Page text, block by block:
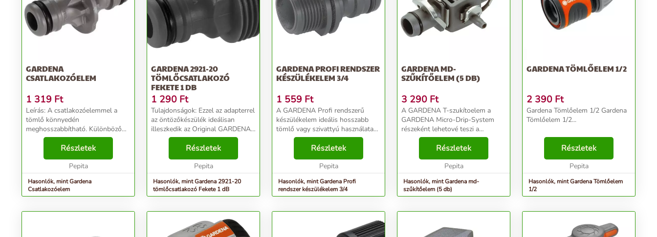
GARDENA
CSATLAKOZÓELEM
1 319 Ft
Leírás: A csatlakozóelemmel a
tömlő könnyedén
meghosszabbítható. Különböző
átmérők, például 19 mm-es (3/4")
és 13 mm-es (1/2") tömlő közötti
átmenet is megvalósítható a
Részletek
Pepita
Hasonlók, mint Gardena
Csatlakozóelem
GARDENA 2921-20
TÖMLŐCSATLAKOZÓ
FEKETE 1 DB
1 290 Ft
Tulajdonságok: Ezzel az adapterrel
az öntözőkészülék ideálisan
illeszkedik az Original GARDENA
Systemhez: egyszerűen csavard a
GARDENA Készülékelemet a
belső menettel rendelkező
öntözőeszközre, és má...
Részletek
Pepita
Hasonlók, mint Gardena 2921-20
tömlőcsatlakozó Fekete 1 dB
GARDENA PROFI RENDSZER
KÉSZÜLÉKELEM 3/4
1 559 Ft
A GARDENA Profi rendszerű
készülékelem ideális hosszabb
tömlő vagy szivattyú használata
esetén. A belső menettel
rendelkező öntözőeszközök
csatlakoztathatók a segítségével a
Profi rendszerhez. 26,5 mm...
Részletek
Pepita
Hasonlók, mint Gardena Profi
rendszer készülékelem 3/4
GARDENA MD-
SZŰKÍTŐELEM (5 DB)
3 290 Ft
A GARDENA T-szukítoelem a
GARDENA Micro-Drip-System
részeként lehetové teszi a
vezetékcso és az elosztócso
összekapcsolását. A
szabadalmaztatott "Klikk és Kész"
gyorscsatlakozási technológiának
Részletek
Pepita
Hasonlók, mint Gardena md-
szűkítőelem (5 db)
GARDENA TÖMLŐELEM 1/2
2 390 Ft
Gardena Tömlőelem 1/2 Gardena
Tömlőelem 1/2...
Részletek
Pepita
Hasonlók, mint Gardena Tömlőelem
1/2